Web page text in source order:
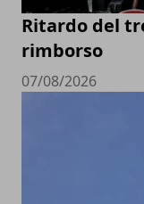
Ritardo del
rimborso
07/08/2026